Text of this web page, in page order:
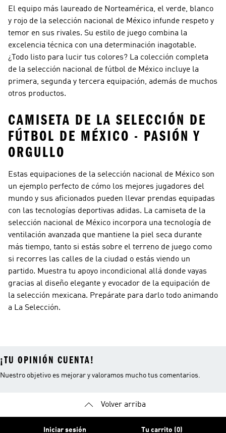
El equipo más laureado de Norteamérica, el verde, blanco
y rojo de la selección nacional de México infunde respeto y
temor en sus rivales. Su estilo de juego combina la
excelencia técnica con una determinación inagotable.
¿Todo listo para lucir tus colores? La colección completa
de la selección nacional de fútbol de México incluye la
primera, segunda y tercera equipación, además de muchos
otros productos.
CAMISETA DE LA SELECCIÓN DE
FÚTBOL DE MÉXICO - PASIÓN Y
ORGULLO
Estas equipaciones de la selección nacional de México son
un ejemplo perfecto de cómo los mejores jugadores del
mundo y sus aficionados pueden llevar prendas equipadas
con las tecnologías deportivas adidas. La camiseta de la
selección nacional de México incorpora una tecnología de
ventilación avanzada que mantiene la piel seca durante
más tiempo, tanto si estás sobre el terreno de juego como
si recorres las calles de la ciudad o estás viendo un
partido. Muestra tu apoyo incondicional allá donde vayas
gracias al diseño elegante y evocador de la equipación de
la selección mexicana. Prepárate para darlo todo animando
a La Selección.
¡TU OPINIÓN CUENTA!
Nuestro objetivo es mejorar y valoramos mucho tus comentarios.
Volver arriba
Iniciar sesión Tu carrito (0)